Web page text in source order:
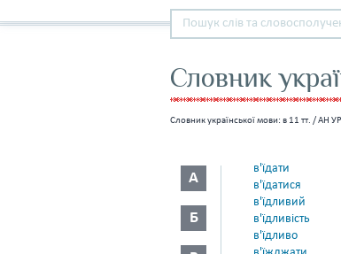
Словник
Словник української мови: в 11 тт. / АН
А
Б
в'їдати
в'їдатися
в'їдливий
в'їдливість
в'їдливо